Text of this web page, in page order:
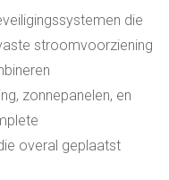
die
stroomvoorziening
zonnepanelen, en
overal geplaatst